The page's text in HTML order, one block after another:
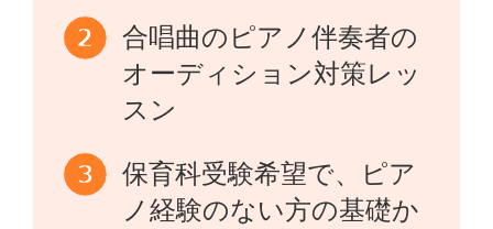
合唱曲のピアノ伴奏者の
オーディション対策レッ
スン
保育科受験希望で、ピア
ノ経験のない方の基礎か